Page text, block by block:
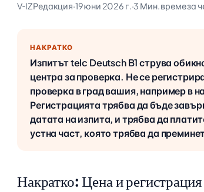
V‑IZ Редакция·19 юни 2026 г.·3 Мин. време за
НАКРАТКО
Изпитът telc Deutsch B1 струва
центра за проверка. Не се
проверка в град вашия, например в
Регистрацията трябва да бъде
датата на изпита, и трябва да
устна част, която трябва да
Накратко: Цена и